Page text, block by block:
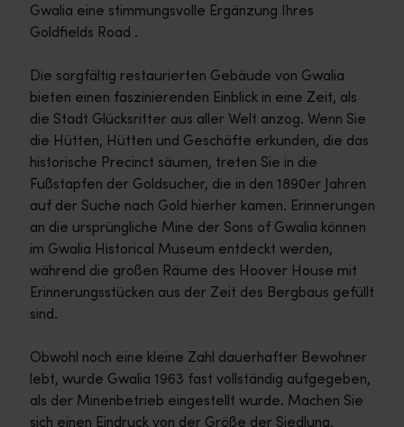
Gwalia eine stimmungsvolle Ergänzung Ihres
Goldfields Road .
Die sorgfältig restaurierten Gebäude von Gwalia
bieten einen faszinierenden Einblick in eine Zeit, als
die Stadt Glücksritter aus aller Welt anzog. Wenn Sie
die Hütten, Hütten und Geschäfte erkunden, die das
historische Precinct säumen, treten Sie in die
Fußstapfen der Goldsucher, die in den 1890er Jahren
auf der Suche nach Gold hierher kamen. Erinnerungen
an die ursprüngliche Mine der Sons of Gwalia können
im Gwalia Historical Museum entdeckt werden,
während die großen Räume des Hoover House mit
Erinnerungsstücken aus der Zeit des Bergbaus gefüllt
sind.
Obwohl noch eine kleine Zahl dauerhafter Bewohner
lebt, wurde Gwalia 1963 fast vollständig aufgegeben,
als der Minenbetrieb eingestellt wurde. Machen Sie
sich einen Eindruck von der Größe der Siedlung,